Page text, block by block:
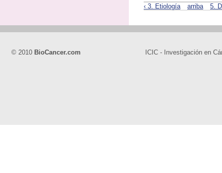
‹ 3. Etiología arriba 5.
© 2010 BioCancer.com ICIC - Investigación en